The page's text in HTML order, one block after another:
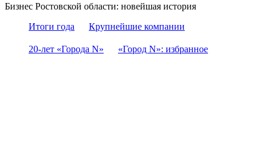
Бизнес Ростовской области: новейшая история
Итоги года
Крупнейшие компании
20-лет «Города N» «Город N»: избранное